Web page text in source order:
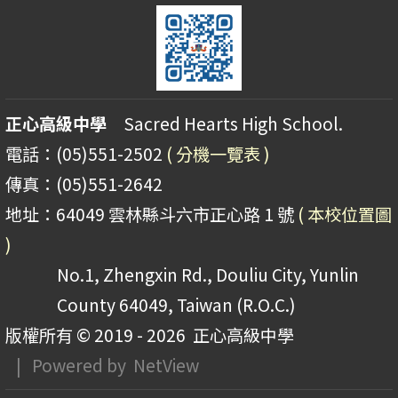
正心高級中學 Sacred Hearts High School.
電話：(05)551-2502 ( 分機一覽表 )
傳真：(05)551-2642
地址：64049 雲林縣斗六市正心路 1 號 ( 本校位置圖
)
No.1, Zhengxin Rd., Douliu City, Yunlin
County 64049, Taiwan (R.O.C.)
版權所有 © 2019 - 2026 正心高級中學
| Powered by NetView